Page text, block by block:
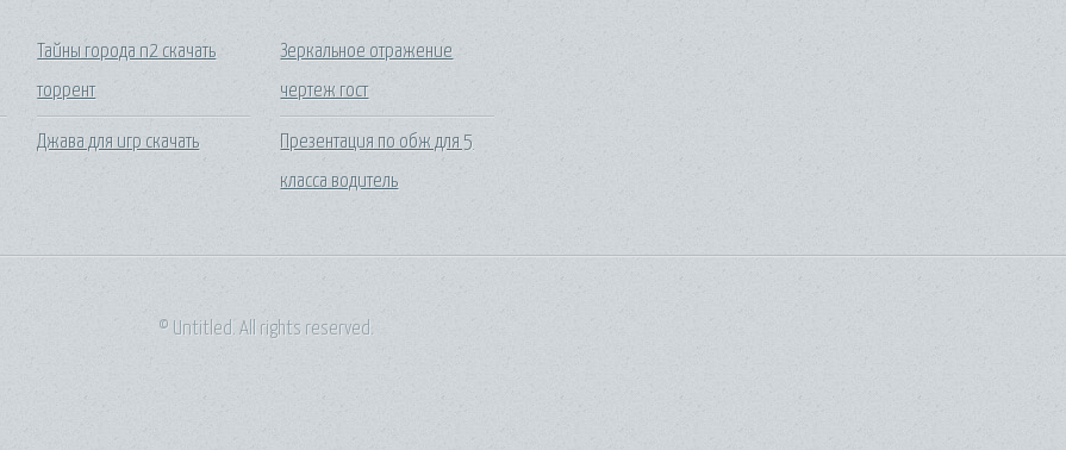
Тайны города n2 скачать
торрент
Джава для игр скачать
Зеркальное отражение
чертеж гост
Презентация по обж для 5
класса водитель
© Untitled. All rights reserved.